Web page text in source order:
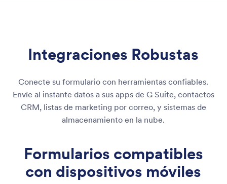
Integraciones Robustas
Conecte su formulario con herramientas confiables.
Envíe al instante datos a sus apps de G Suite, contactos
CRM, listas de marketing por correo, y sistemas de
almacenamiento en la nube.
Formularios compatibles
con dispositivos móviles